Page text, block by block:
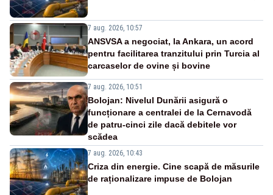
7 aug. 2026, 10:57
ANSVSA a negociat, la Ankara, un acord
pentru facilitarea tranzitului prin Turcia al
carcaselor de ovine și bovine
7 aug. 2026, 10:51
Bolojan: Nivelul Dunării asigură o
funcționare a centralei de la Cernavodă
de patru-cinci zile dacă debitele vor
scădea
7 aug. 2026, 10:43
Criza din energie. Cine scapă de măsurile
de raționalizare impuse de Bolojan